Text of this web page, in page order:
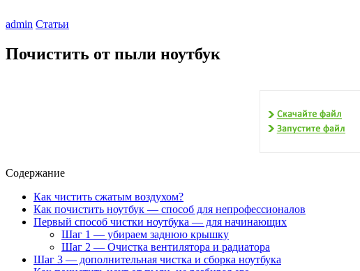
admin Статьи
Почистить от пыли ноутбук
Содержание
Как чистить сжатым воздухом?
Как почистить ноутбук — способ для непрофессионалов
Первый способ чистки ноутбука — для начинающих
Шаг 1 — убираем заднюю крышку
Шаг 2 — Очистка вентилятора и радиатора
Шаг 3 — дополнительная чистка и сборка ноутбука